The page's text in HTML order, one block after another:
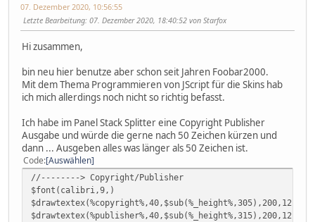
07. Dezember 2020, 10:56:55
Letzte Bearbeitung: 07. Dezember 2020, 18:40:52 von Starfox
Hi zusammen,
bin neu hier benutze aber schon seit Jahren Foobar2000.
Mit dem Thema Programmieren von JScript für die Skins hab
ich mich allerdings noch nicht so richtig befasst.
Ich habe im Panel Stack Splitter eine Copyright Publisher
Ausgabe und würde die gerne nach 50 Zeichen kürzen und
dann ... Ausgeben alles was länger als 50 Zeichen ist.
Code Auswählen
//--------> Copyright/Publisher
$font(calibri,9,)